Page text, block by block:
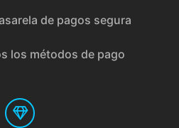
de pagos segura
los métodos de pago